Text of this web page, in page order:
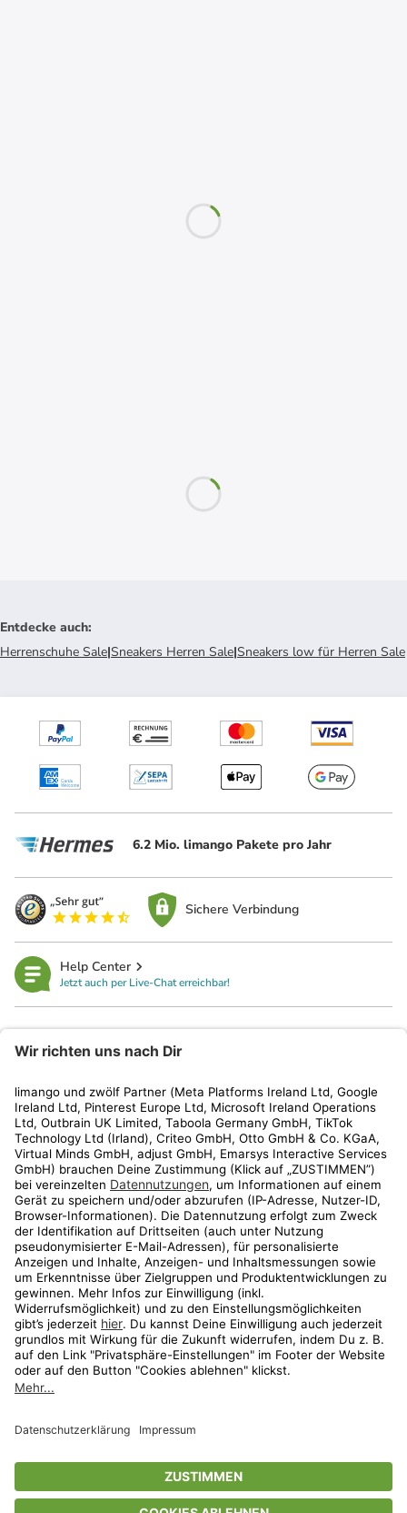
Entdecke auch:
Herrenschuhe Sale|Sneakers Herren Sale|Sneakers low für Herren Sale
6.2 Mio. limango Pakete pro Jahr
Sichere Verbindung
Help Center
Jetzt auch per Live-Chat erreichbar!
Kundenservice
Shop
Aktionen
Travel
* Streichpreise entsprechen der unverbindlichen Preisempfehlung des
Herstellers. Prozentangaben beziehen sich auf den Streichpreis.